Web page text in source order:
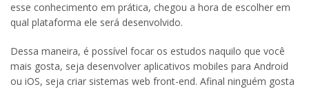
esse conhecimento em prática, chegou a hora de escolher em
qual plataforma ele será desenvolvido.
Dessa maneira, é possível focar os estudos naquilo que você
mais gosta, seja desenvolver aplicativos mobiles para Android
ou iOS, seja criar sistemas web front-end. Afinal ninguém gosta